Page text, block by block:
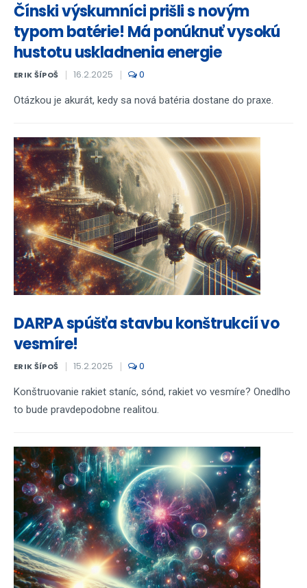
Čínski výskumníci prišli s novým
typom batérie! Má ponúknuť vysokú
hustotu uskladnenia energie
ERIK ŠÍPOŠ 16.2.2025 0
Otázkou je akurát, kedy sa nová batéria dostane do praxe.
DARPA spúšťa stavbu konštrukcií vo
vesmíre!
ERIK ŠÍPOŠ 15.2.2025 0
Konštruovanie rakiet staníc, sónd, rakiet vo vesmíre? Onedlho
to bude pravdepodobne realitou.